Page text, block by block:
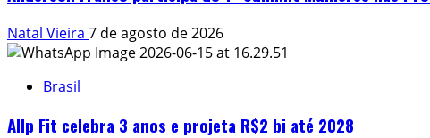
Natal Vieira 7 de agosto de 2026
Brasil
Allp Fit celebra 3 anos e projeta R$2 bi até 2028